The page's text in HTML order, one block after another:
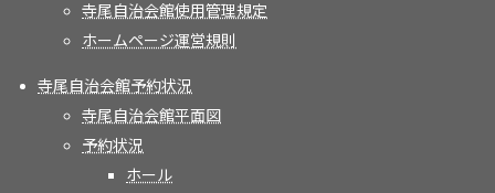
寺尾自治会館使用管理規定
ホームページ運営規則
寺尾自治会館予約状況
寺尾自治会館平面図
予約状況
ホール